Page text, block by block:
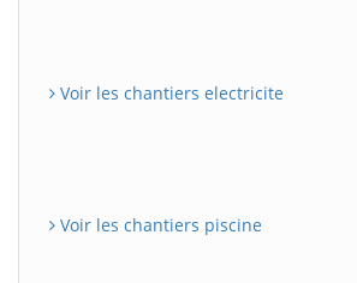
Voir les chantiers electricite
Voir les chantiers piscine